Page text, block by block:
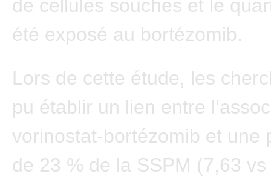
de cellules souches et le
été exposé au bortézomib.
Lors de cette étude, les
pu établir un lien entre
vorinostat-bortézomib et une
de 23 % de la SSPM (7,63